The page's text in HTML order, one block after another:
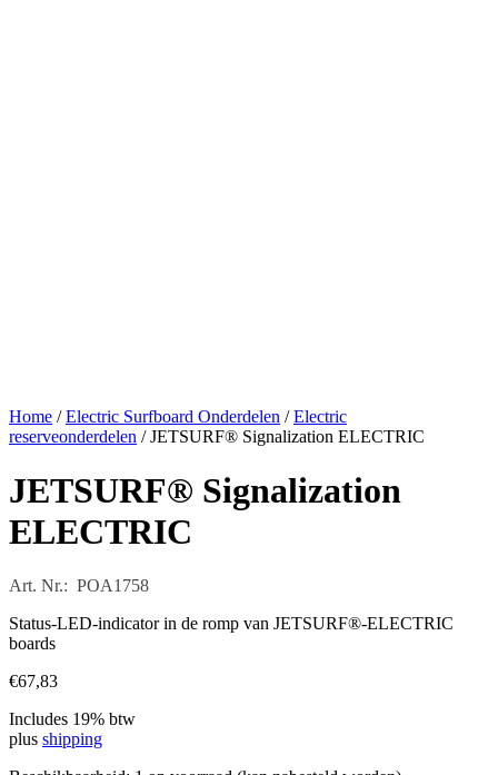
Home /Electric Surfboard Onderdelen /Electric
reserveonderdelen / JETSURF® Signalization ELECTRIC
JETSURF® Signalization
ELECTRIC
Art. Nr.: POA1758
Status-LED-indicator in de romp van JETSURF®-ELECTRIC
boards
€67,83
Includes 19% btw
plus shipping